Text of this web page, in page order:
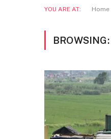
YOU ARE AT: Home
BROWSING: